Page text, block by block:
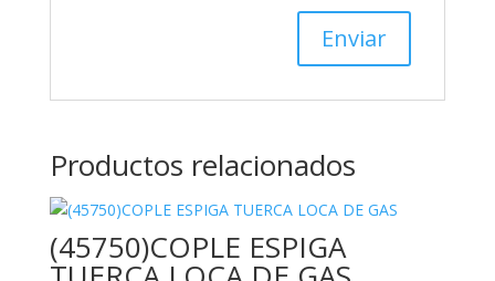
Productos relacionados
(45750)COPLE ESPIGA